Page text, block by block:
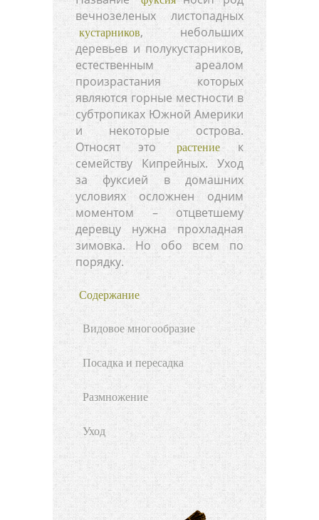
вечнозеленых листопадных
кустарников, небольших
деревьев и полукустарников,
естественным ареалом
произрастания которых
являются горные местности в
субтропиках Южной Америки
и некоторые острова.
Относят это растение к
семейству Кипрейных. Уход
за фуксией в домашних
условиях осложнен одним
моментом – отцветшему
деревцу нужна прохладная
зимовка. Но обо всем по
порядку.
Содержание
Видовое многообразие
Посадка и пересадка
Размножение
Уход